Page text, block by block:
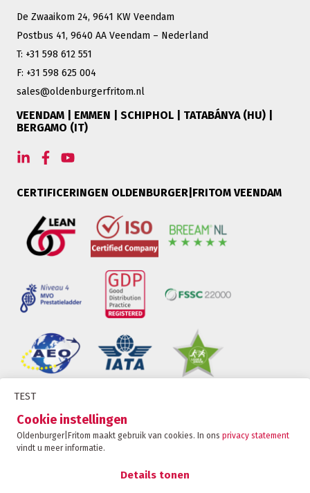
TEST
Cookie instellingen
Oldenburger|Fritom maakt gebruik van cookies. In onsprivacy statement
vindt u meer informatie.
Details tonen
De Zwaaikom 24, 9641 KW Veendam
Postbus 41, 9640 AA Veendam – Nederland
T: +31 598 612 551
F: +31 598 625 004
sales@oldenburgerfritom.nl
VEENDAM | EMMEN | SCHIPHOL | TATABÁNYA (HU) |
BERGAMO (IT)
CERTIFICERINGEN OLDENBURGER|FRITOM VEENDAM
Oldenburger|Fritom is onderdeel van de Fritom
Group